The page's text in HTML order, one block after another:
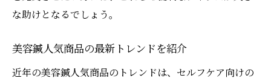
美容鍼とスキンケアを併用する方法
美容鍼の貼り方と押さえたい注意点
な助けとなるでしょう。
美容鍼人気商品の最新トレンドを紹介
近年の美容鍼人気商品のトレンドは、セルフケア向けの